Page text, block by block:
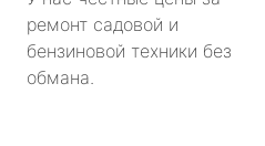
ремонт садовой и
бензиновой техники без
обмана.